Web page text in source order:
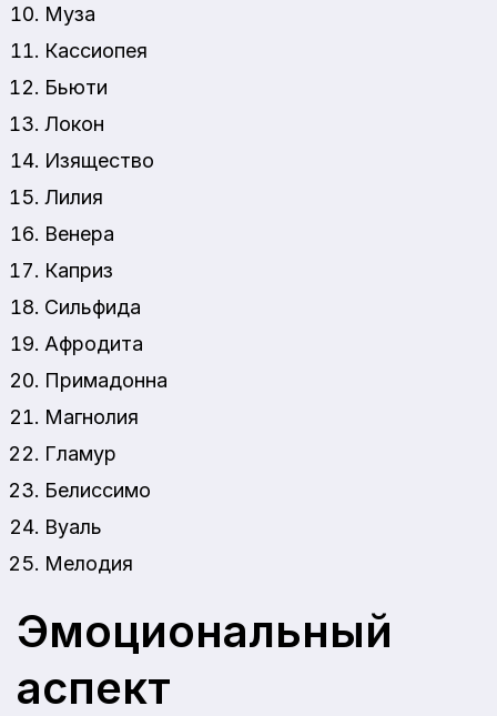
Муза
Кассиопея
Бьюти
Локон
Изящество
Лилия
Венера
Каприз
Сильфида
Афродита
Примадонна
Магнолия
Гламур
Белиссимо
Вуаль
Мелодия
Эмоциональный
аспект